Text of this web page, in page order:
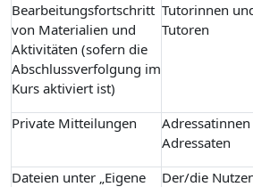
Bearbeitungsfortschritt
von Materialien und
Aktivitäten (sofern die
Abschlussverfolgung im
Kurs aktiviert ist)
Tutorinnen
Tutoren
Private Mitteilungen
Adressaten
Dateien unter „Eigene
Der/die